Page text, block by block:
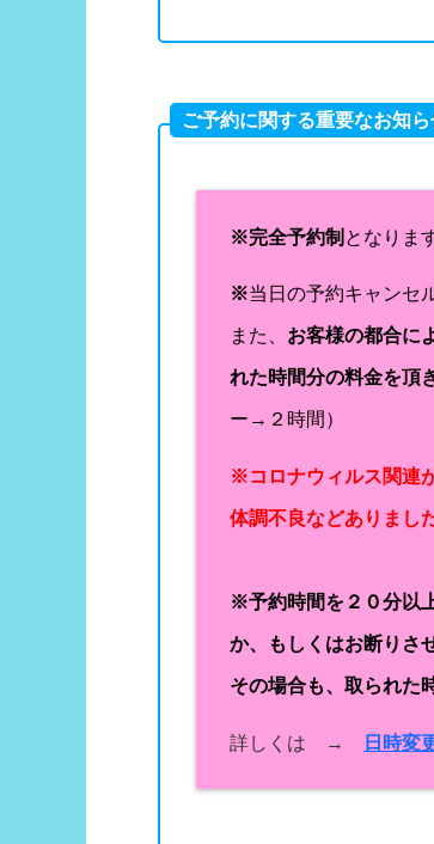
ご予約に関する重要なお知ら
※完全予約制 となりま
※当日の予約キャンセ
また、 お客様の都合に
れた時間分の料金を頂
ー→２時間）
※コロナウィルス関連
体調不良などありまし
※予約時間を２０分以
か、もしくはお断りさ
その場合も、取られた
詳しくは → 日時変